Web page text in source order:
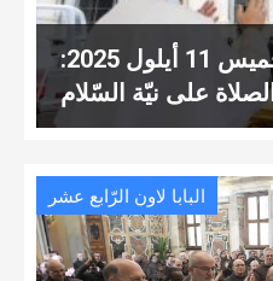
عناوين نشرة يوم الخميس 11 أيلول 2025:
الصلاة على نيّة السّلام
البابا لاون الرّابع عشر